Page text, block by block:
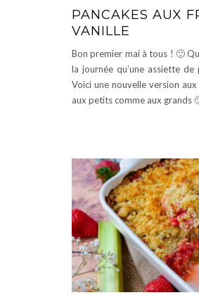
PANCAKES AUX
VANILLE
Bon premier mai à tous ! 🙂
la journée qu’une assiette
Voici une nouvelle version
aux petits comme aux grands